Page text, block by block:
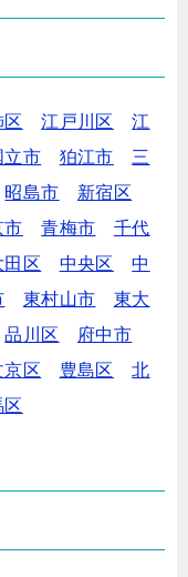
区 江戸川区
江
立市 狛江市
三
昭島市
新宿区
市 青梅市
千代
田区 中央区
中
東村山市
東大
品川区
府中市
京区 豊島区
北
区